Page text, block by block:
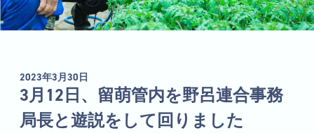
2023年3月30日
3月12日、留萌管内を野呂連合事務
局長と遊説をして回りました